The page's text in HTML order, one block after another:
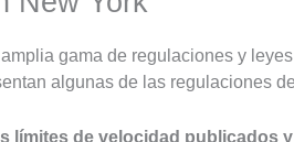
gama de regulaciones y
algunas de las regulaciones
límites de velocidad publicados